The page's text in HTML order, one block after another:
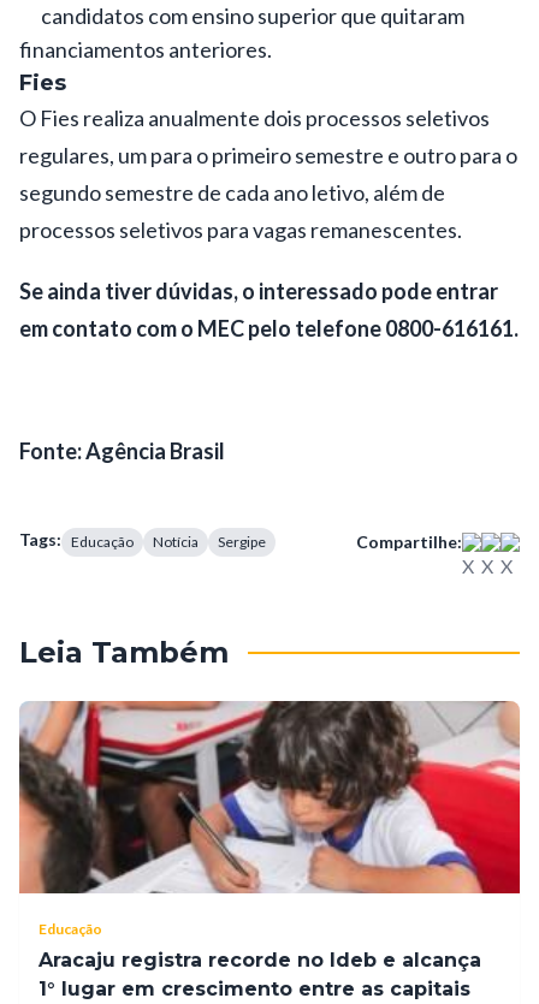
candidatos com ensino superior que quitaram
financiamentos anteriores.
Fies
O Fies realiza anualmente dois processos seletivos
regulares, um para o primeiro semestre e outro para o
segundo semestre de cada ano letivo, além de
processos seletivos para vagas remanescentes.
Se ainda tiver dúvidas, o interessado pode entrar
em contato com o MEC pelo telefone 0800-616161.
Fonte: Agência Brasil
Tags: Educação Notícia Sergipe Compartilhe:
Leia Também
Educação
Aracaju registra recorde no Ideb e alcança
1° lugar em crescimento entre as capitais